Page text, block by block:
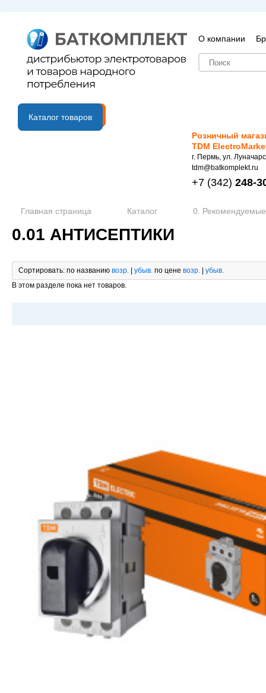
О компании
B2B портал
Каталог товаров
Розничный
TDM
г. Пермь, ул.
tdm@batkomplekt.ru
+7 (342) 248-
Главная страница Каталог 0.
0.01 АНТИСЕПТИКИ
Сортировать: по названию возр. | убыв. по цене возр. | убыв.
В этом разделе пока нет товаров.